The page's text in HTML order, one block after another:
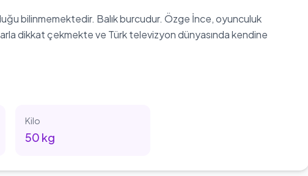
bilinmemektedir. Balık burcudur. Özge İnce, oyunculuk
dikkat çekmekte ve Türk televizyon dünyasında kendine
Kilo
50 kg